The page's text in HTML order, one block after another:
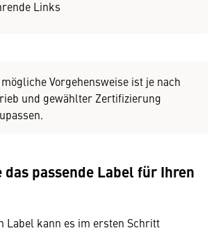
Links
Vorgehensweise ist je nach
und gewählter Zertifizierung
das passende Label für Ihren
Label kann es im ersten Schritt